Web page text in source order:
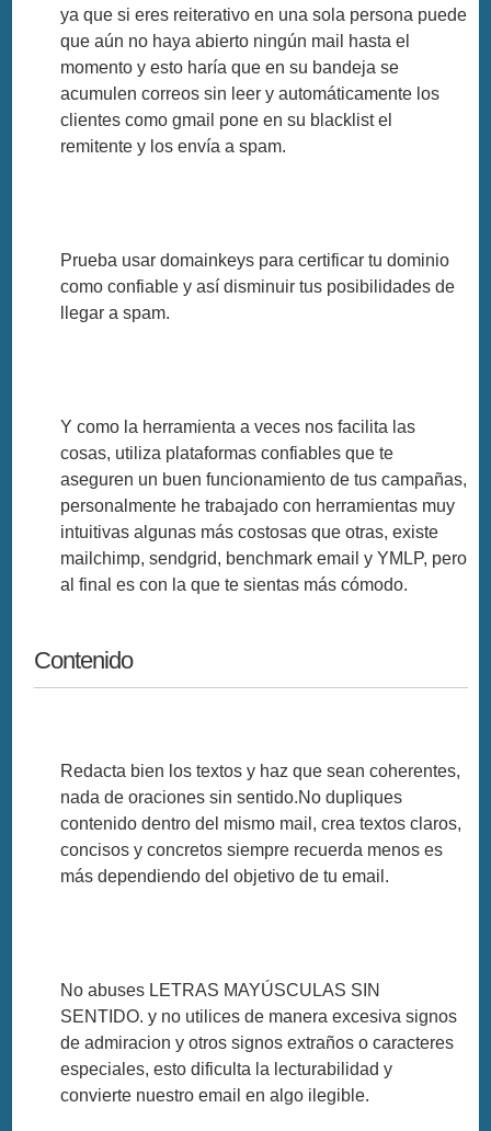
ya que si eres reiterativo en una sola persona puede
que aún no haya abierto ningún mail hasta el
momento y esto haría que en su bandeja se
acumulen correos sin leer y automáticamente los
clientes como gmail pone en su blacklist el
remitente y los envía a spam.
Prueba usar domainkeys para certificar tu dominio
como confiable y así disminuir tus posibilidades de
llegar a spam.
Y como la herramienta a veces nos facilita las
cosas, utiliza plataformas confiables que te
aseguren un buen funcionamiento de tus campañas,
personalmente he trabajado con herramientas muy
intuitivas algunas más costosas que otras, existe
mailchimp, sendgrid, benchmark email y YMLP, pero
al final es con la que te sientas más cómodo.
Contenido
Redacta bien los textos y haz que sean coherentes,
nada de oraciones sin sentido.No dupliques
contenido dentro del mismo mail, crea textos claros,
concisos y concretos siempre recuerda menos es
más dependiendo del objetivo de tu email.
No abuses LETRAS MAYÚSCULAS SIN
SENTIDO. y no utilices de manera excesiva signos
de admiracion y otros signos extraños o caracteres
especiales, esto dificulta la lecturabilidad y
convierte nuestro email en algo ilegible.